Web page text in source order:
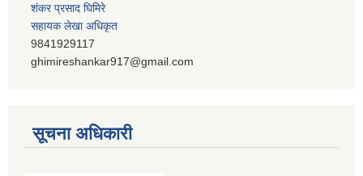
शंकर प्रसाद घिमिरे
सहायक लेखा अधिकृत
9841929117
ghimireshankar917@gmail.com
सूचना अधिकारी